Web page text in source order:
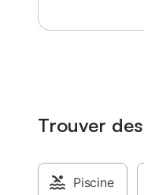
Trouver
Piscine